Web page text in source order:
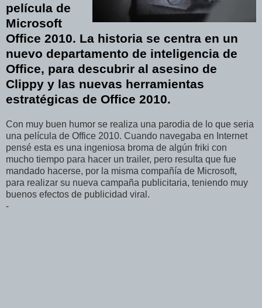
película de
Microsoft
Office 2010. La historia se centra en un
nuevo departamento de inteligencia de
Office, para descubrir al asesino de
Clippy y las nuevas herramientas
estratégicas de Office 2010.
Con muy buen humor se realiza una parodia de lo que seria
una película de Office 2010. Cuando navegaba en Internet
pensé esta es una ingeniosa broma de algún friki con
mucho tiempo para hacer un trailer, pero resulta que fue
mandado hacerse, por la misma compañía de Microsoft,
para realizar su nueva campaña publicitaria, teniendo muy
buenos efectos de publicidad viral.
-